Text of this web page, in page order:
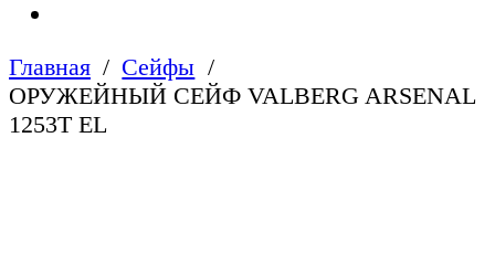
Главная
Сейфы
ОРУЖЕЙНЫЙ СЕЙФ VALBERG ARSENAL
1253Т EL